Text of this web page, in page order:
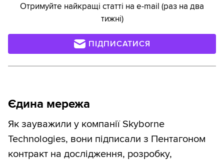
Отримуйте найкращі статті на e-mail (раз на два
тижні)
ПІДПИСАТИСЯ
Єдина мережа
Як зауважили у компанії Skyborne
Technologies, вони підписали з Пентагоном
контракт на дослідження, розробку,